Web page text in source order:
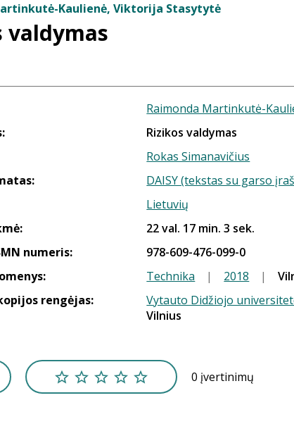
Kaulienė, Viktorija Stasytytė
valdymas
Raimonda Martinkutė-
Rizikos valdymas
Rokas Simanavičius
DAISY (tekstas su garso
Lietuvių
22 val. 17 min. 3 sek.
numeris:
978-609-476-099-0
Technika | 2018 |
rengėjas:
Vytauto Didžiojo
Vilnius
0 įvertinimų